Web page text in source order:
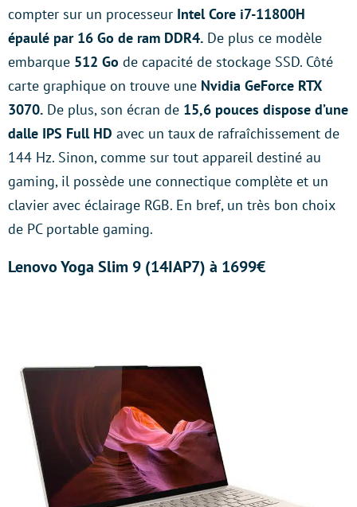
compter sur un processeur Intel Core i7-11800H
épaulé par 16 Go de ram DDR4. De plus ce modèle
embarque 512 Go de capacité de stockage SSD. Côté
carte graphique on trouve une Nvidia GeForce RTX
3070. De plus, son écran de 15,6 pouces dispose d’une
dalle IPS Full HD avec un taux de rafraîchissement de
144 Hz. Sinon, comme sur tout appareil destiné au
gaming, il possède une connectique complète et un
clavier avec éclairage RGB. En bref, un très bon choix
de PC portable gaming.
Lenovo Yoga Slim 9 (14IAP7) à 1699€